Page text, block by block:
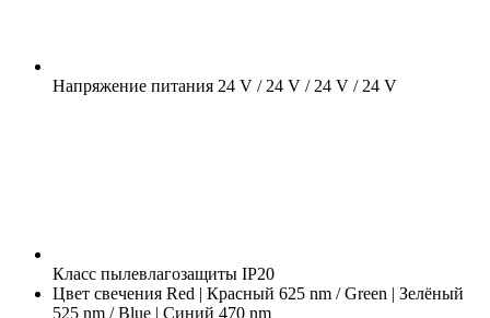
Напряжение питания 24 V / 24 V / 24 V / 24 V
Класс пылевлагозащиты IP20
Цвет свечения Red | Красный 625 nm / Green | Зелёный
525 nm / Blue | Синий 470 nm